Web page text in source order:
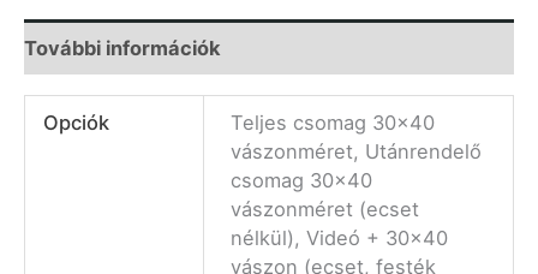
További információk
Opciók
Teljes csomag 30×40
vászonméret, Utánrendelő
csomag 30×40
vászonméret (ecset
nélkül), Videó + 30×40
vászon (ecset, festék